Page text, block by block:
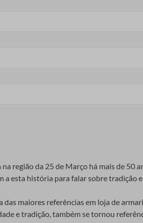
finas, que são torcidas e seladas para
tornando-o uma escolha
região da 25 de Março há mais de 50
a esta história para falar sobre tradição
maiores referências em loja de
e tradição, também se tornou